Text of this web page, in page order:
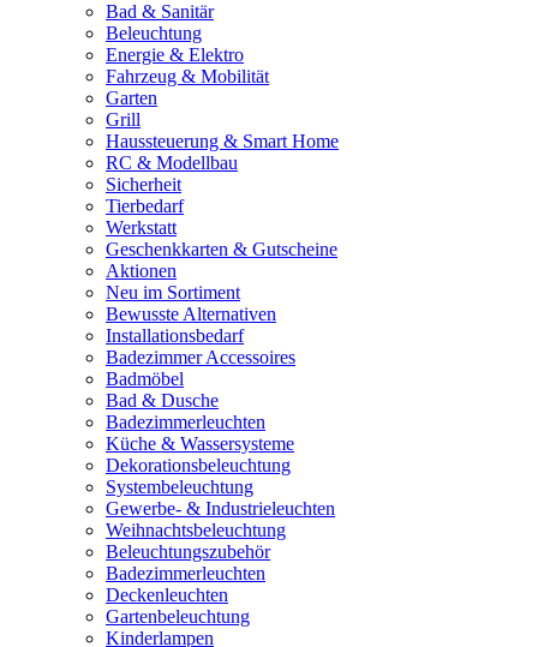
Bad & Sanitär
Beleuchtung
Energie & Elektro
Fahrzeug & Mobilität
Garten
Grill
Haussteuerung & Smart Home
RC & Modellbau
Sicherheit
Tierbedarf
Werkstatt
Geschenkkarten & Gutscheine
Aktionen
Neu im Sortiment
Bewusste Alternativen
Installationsbedarf
Badezimmer Accessoires
Badmöbel
Bad & Dusche
Badezimmerleuchten
Küche & Wassersysteme
Dekorationsbeleuchtung
Systembeleuchtung
Gewerbe- & Industrieleuchten
Weihnachtsbeleuchtung
Beleuchtungszubehör
Badezimmerleuchten
Deckenleuchten
Gartenbeleuchtung
Kinderlampen